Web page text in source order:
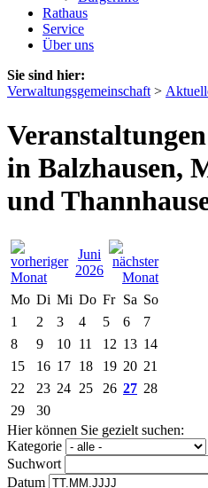
Rathaus
Service
Über uns
Sie sind hier:
Verwaltungsgemeinschaft >
in Balzhausen,
und
Juni
2026
Mo Di Mi Do Fr Sa So
1
2 3 4 5 6
7
8
9 10 11 12 13 14
15
16 17 18 19 20 21
22
23 24 25 26 27 28
29
30
Hier können Sie gezielt suchen:
Kategorie
Suchwort
Datum